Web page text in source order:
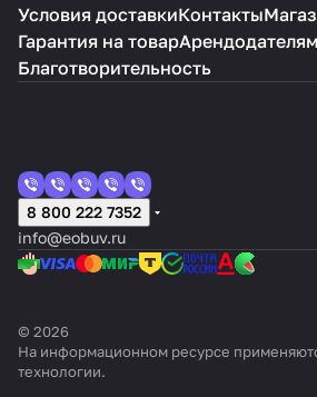
Условия доставкиКонтакты
Гарантия на товарАрендодателям
Благотворительность
8 800 222 7352
info@eobuv.ru
© 2026
На информационном ресурсе
технологии.